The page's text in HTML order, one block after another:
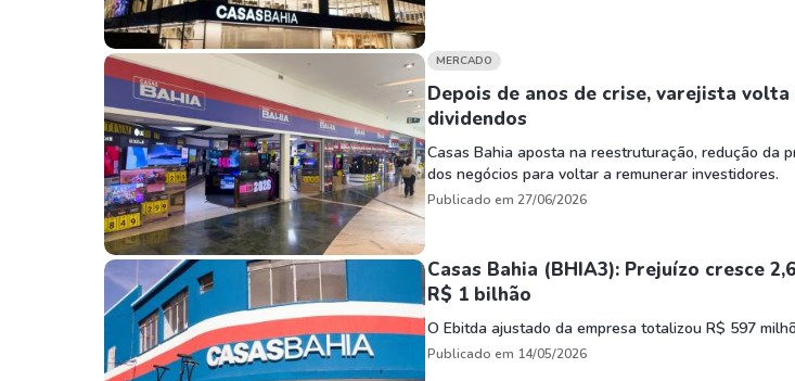
Ambev
Weg
Klabin
Petrobrás
Ver todos
HGLG11
XPLG11
KNRI11
KNCR11
Ver todos
GOLD11
XINA11
Ver todos
Meta
Ver todos
MERCADO
Depois de anos de crise, varejista
dividendos
Casas Bahia aposta na reestruturação, redução da
dos negócios para voltar a remunerar investidores.
Publicado em 27/06/2026
Casas Bahia (BHIA3): Prejuízo cresce
R$ 1 bilhão
O Ebitda ajustado da empresa totalizou R$ 597
Publicado em 14/05/2026